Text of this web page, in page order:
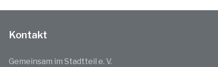
Kontakt
Gemeinsam im Stadtteil e. V.